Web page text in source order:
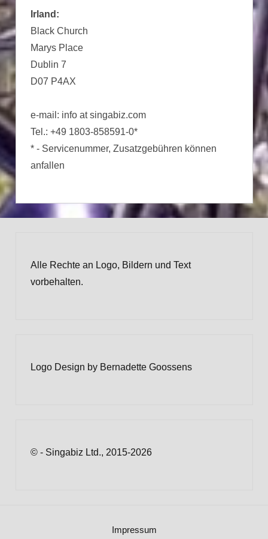
Irland:
Black Church
Marys Place
Dublin 7
D07 P4AX
e-mail: info at singabiz.com
Tel.: +49 1803-858591-0*
* - Servicenummer, Zusatzgebühren können
anfallen
Alle Rechte an Logo, Bildern und Text
vorbehalten.
Logo Design by Bernadette Goossens
© - Singabiz Ltd., 2015-2026
Impressum